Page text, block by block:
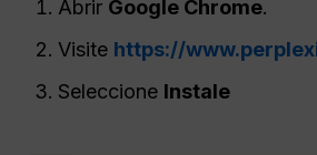
Abrir Google Chrome.
Visite https://
Seleccione Instale